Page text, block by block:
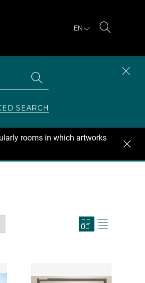
EN
SEARCH
rooms in which artworks
View
search